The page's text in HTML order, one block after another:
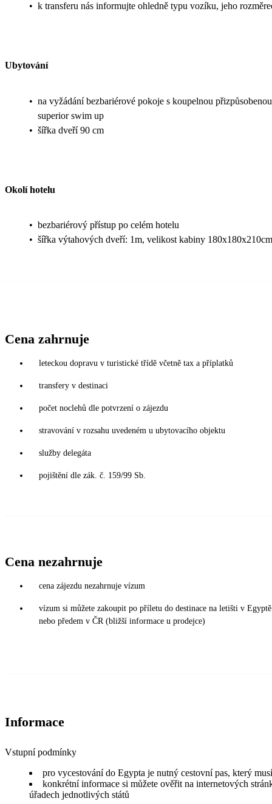
• k transferu nás informujte ohledně typu vozíku, jeho
Ubytování
• na vyžádání bezbariérové pokoje s koupelnou
superior swim up
• šířka dveří 90 cm
Okolí hotelu
• bezbariérový přístup po celém hotelu
• šířka výtahových dveří: 1m, velikost kabiny 180x180x210cm
Cena zahrnuje
leteckou dopravu v turistické třídě včetně tax a příplatků
transfery v destinaci
počet noclehů dle potvrzení o zájezdu
stravování v rozsahu uvedeném u ubytovacího objektu
služby delegáta
pojištění dle zák. č. 159/99 Sb.
Cena nezahrnuje
cena zájezdu nezahrnuje vízum
vízum si můžete zakoupit po příletu do destinace na letišti v
nebo předem v ČR (bližší informace u prodejce)
Informace
Vstupní podmínky
pro vycestování do Egypta je nutný cestovní pas, který
konkrétní informace si můžete ověřit na internetových
úřadech jednotlivých států